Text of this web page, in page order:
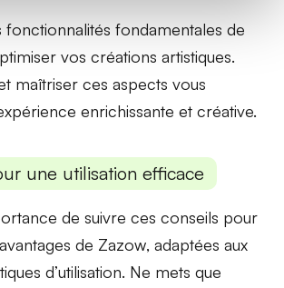
fonctionnalités fondamentales de
vos créations artistiques.
maîtriser ces aspects vous
enrichissante et créative.
une utilisation efficace
de suivre ces conseils pour
de Zazow, adaptées aux
d’utilisation. Ne mets que